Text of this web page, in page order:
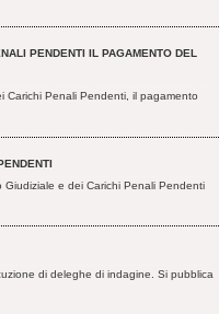
PENDENTI IL PAGAMENTO DEL
Carichi Penali Pendenti, il pagamento
Giudiziale e dei Carichi Penali Pendenti
di deleghe di indagine. Si pubblica